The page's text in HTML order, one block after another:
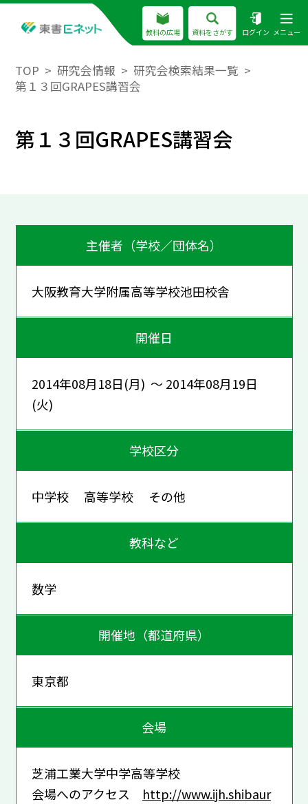
教科の広場 資料をさがす ログイン メニュー
TOP 研究会情報
研究会検索結果一覧
第１３回GRAPES講習会
第１３回GRAPES講習会
主催者（学校／団体名）
大阪教育大学附属高等学校池田校舎
開催日
2014年08月18日(月) ～ 2014年08月19日
(火)
学校区分
中学校 高等学校 その他
教科など
数学
開催地（都道府県）
東京都
会場
芝浦工業大学中学高等学校
会場へのアクセス http://www.ijh.shibaur